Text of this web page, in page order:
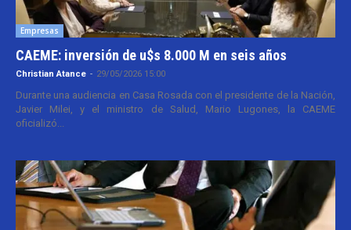
Empresas
CAEME: inversión de u$s 8.000 M en seis años
Christian Atance - 29/05/2026 15:00
Durante una audiencia en Casa Rosada con el presidente de la Nación,
Javier Milei, y el ministro de Salud, Mario Lugones, la CAEME
oficializó...